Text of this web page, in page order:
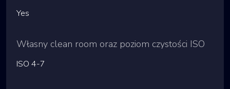
Yes
Własny clean room oraz poziom czystości ISO
ISO 4-7